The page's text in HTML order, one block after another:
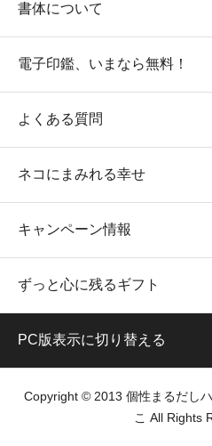
書体について
電子印鑑、いまなら無料！
よくある質問
ネコにまみれる幸せ
キャンペーン情報
ずっと心に残るギフト
PC版表示に切り替える
Copyright © 2013 個性まるだし
こ All Rights